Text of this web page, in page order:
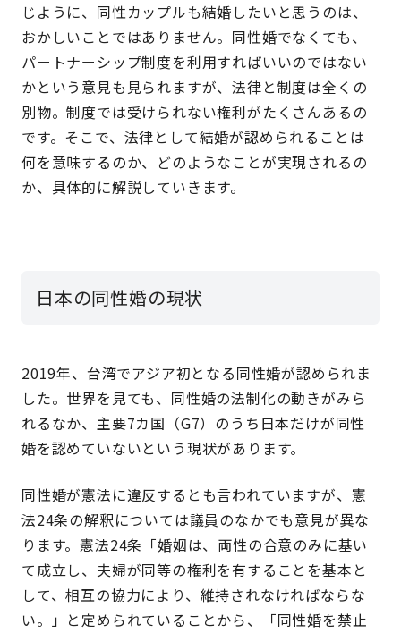
じように、同性カップルも結婚したいと思うのは、
おかしいことではありません。同性婚でなくても、
パートナーシップ制度を利用すればいいのではない
かという意見も見られますが、法律と制度は全くの
別物。制度では受けられない権利がたくさんあるの
です。そこで、法律として結婚が認められることは
何を意味するのか、どのようなことが実現されるの
か、具体的に解説していきます。
日本の同性婚の現状
2019年、台湾でアジア初となる同性婚が認められま
した。世界を見ても、同性婚の法制化の動きがみら
れるなか、主要7カ国（G7）のうち日本だけが同性
婚を認めていないという現状があります。
同性婚が憲法に違反するとも言われていますが、憲
法24条の解釈については議員のなかでも意見が異な
ります。憲法24条「婚姻は、両性の合意のみに基い
て成立し、夫婦が同等の権利を有することを基本と
して、相互の協力により、維持されなければならな
い。」と定められていることから、「同性婚を禁止